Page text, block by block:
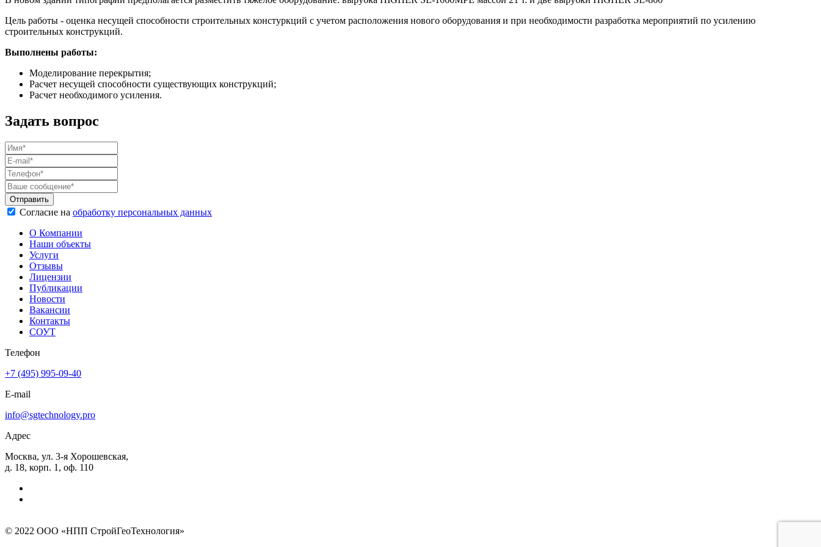
Цель работы - оценка несущей способности строительных констуркций с учетом расположения нового оборудования и при необходимости разработка мероприятий по усилению
строительных конструкций.
Выполнены работы:
Моделирование перекрытия;
Расчет несущей способности существующих конструкций;
Расчет необходимого усиления.
Задать вопрос
Согласие на обработку персональных данных
О Компании
Наши объекты
Услуги
Отзывы
Лицензии
Публикации
Новости
Вакансии
Контакты
СОУТ
Телефон
+7 (495) 995-09-40
E-mail
info@sgtechnology.pro
Адрес
Москва, ул. 3-я Хорошевская,
д. 18, корп. 1, оф. 110
© 2022 ООО «НПП СтройГеоТехнология»